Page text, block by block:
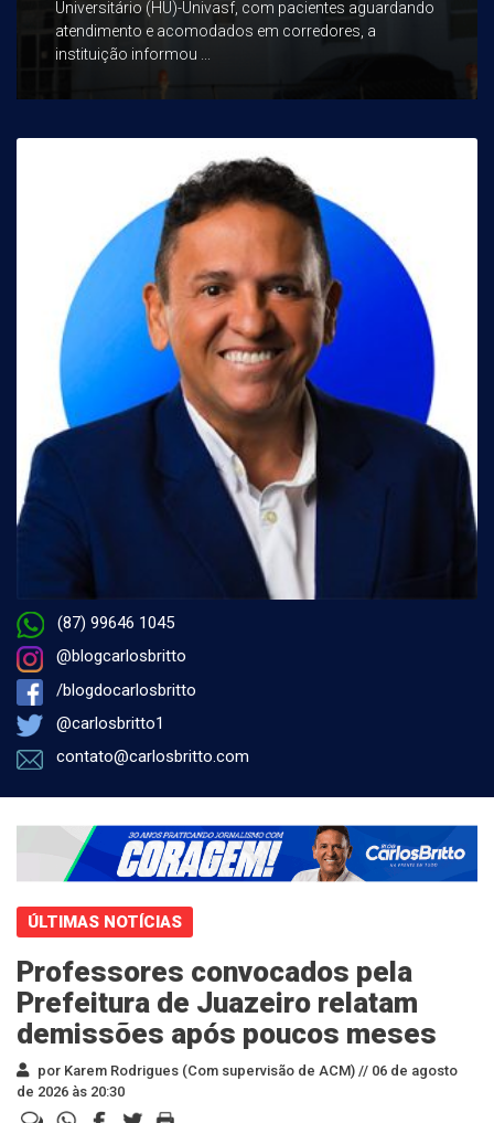
Universitário (HU)-Univasf, com pacientes aguardando
atendimento e acomodados em corredores, a
instituição informou ...
(87) 99646 1045
@blogcarlosbritto
/blogdocarlosbritto
@carlosbritto1
contato@carlosbritto.com
ÚLTIMAS NOTÍCIAS
Professores convocados pela
Prefeitura de Juazeiro relatam
demissões após poucos meses
por Karem Rodrigues (Com supervisão de ACM) // 06 de agosto
de 2026 às 20:30